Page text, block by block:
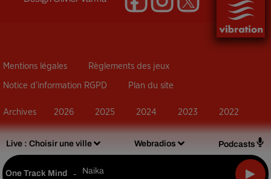
Live : Choisir une ville Webradios Podcasts
One Track Mind - Naika
Mentions légales Règlements des jeux
Notice d’information RGPD Plan du site
Archives 2026 2025 2024 2023 2022